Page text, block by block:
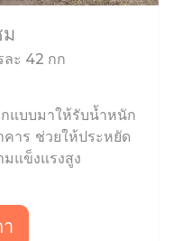
ละ 42 กก
แบบมาให้รับน้ำหนัก
าร ช่วยให้ประหยัด
แข็งแรงสูง